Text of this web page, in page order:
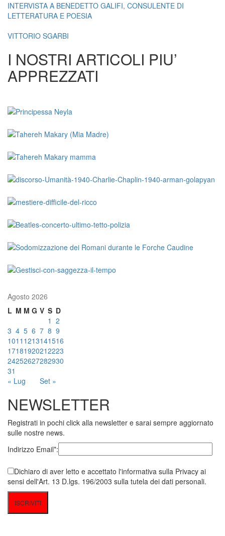
INTERVISTA A BENEDETTO GALIFI, CONSULENTE DI
LETTERATURA E POESIA
VITTORIO SGARBI
I NOSTRI ARTICOLI PIU’
APPREZZATI
Agosto 2026
L M M G V S D
« Lug Set »
1 2
3 4 5 6 7 8 9
1011 1213141516
17181920212223
24252627282930
31
NEWSLETTER
Registrati in pochi click alla newsletter e sarai sempre aggiornato
sulle nostre news.
Indirizzo Email*:
Dichiaro di aver letto e accettato l'informativa sulla Privacy ai
sensi dell'Art. 13 D.lgs. 196/2003 sulla tutela dei dati personali.